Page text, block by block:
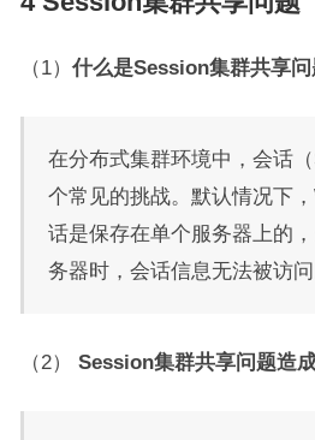
（1） 什么是Session集群共享问
在分布式集群环境中，会话
个常见的挑战。默认情况下
话是保存在单个服务器上的
务器时，会话信息无法被访问
（2） Session集群共享问题造